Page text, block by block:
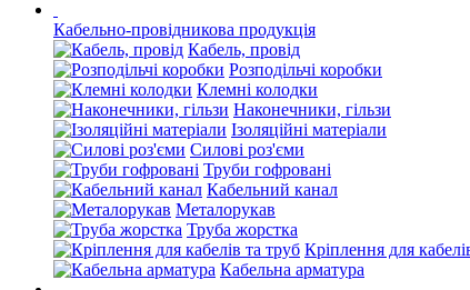
Кабельно-провідникова продукція
Кабель, провід
Розподільчі коробки
Клемні колодки
Наконечники, гільзи
Ізоляційні матеріали
Силові роз'єми
Труби гофровані
Кабельний канал
Металорукав
Труба жорстка
Кріплення для
Кабельна арматура